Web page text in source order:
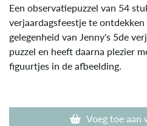
Een observatiepuzzel van 54
verjaardagsfeestje te
gelegenheid van Jenny's 5de
puzzel en heeft daarna plezier
figuurtjes in de afbeelding.
Voeg toe aan